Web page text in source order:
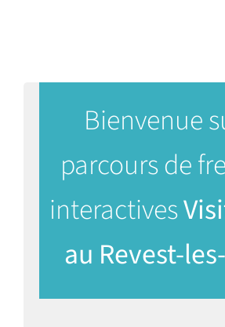
Bienvenue
parcours de
interactives
au Revest-